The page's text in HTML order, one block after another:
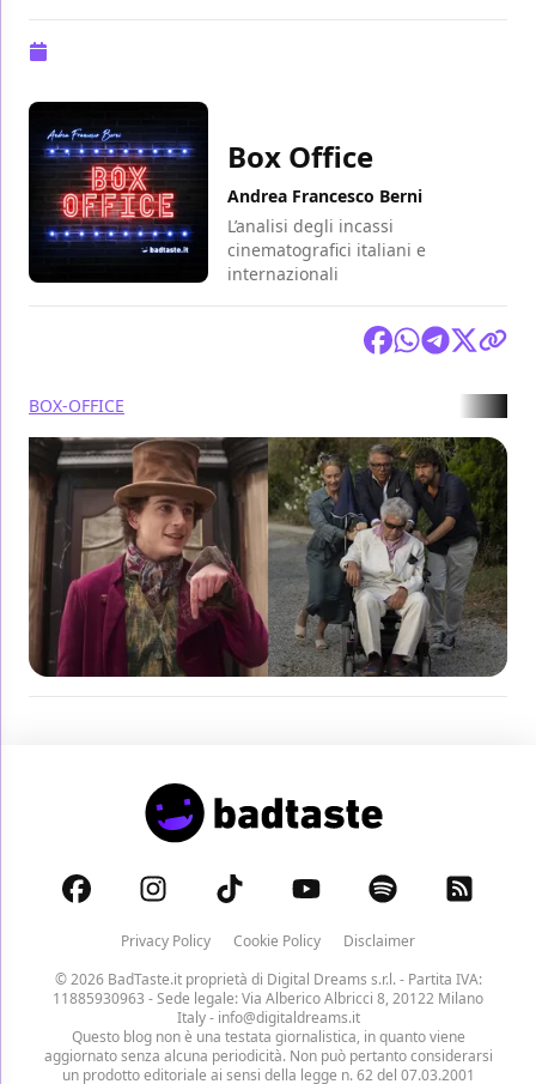
Box Office
Andrea Francesco Berni
L’analisi degli incassi
cinematografici italiani e
internazionali
BOX-OFFICE
Privacy Policy Cookie Policy
Disclaimer
© 2026 BadTaste.it proprietà di Digital Dreams s.r.l.- Partita IVA:
11885930963 - Sede legale: Via Alberico Albricci 8, 20122 Milano
Italy - info@digitaldreams.it
Questo blog non è una testata giornalistica, in quanto viene
aggiornato senza alcuna periodicità. Non può pertanto considerarsi
un prodotto editoriale ai sensi della legge n. 62 del 07.03.2001